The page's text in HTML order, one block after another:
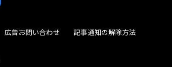
広告お問い合わせ 記事通知の解除方法